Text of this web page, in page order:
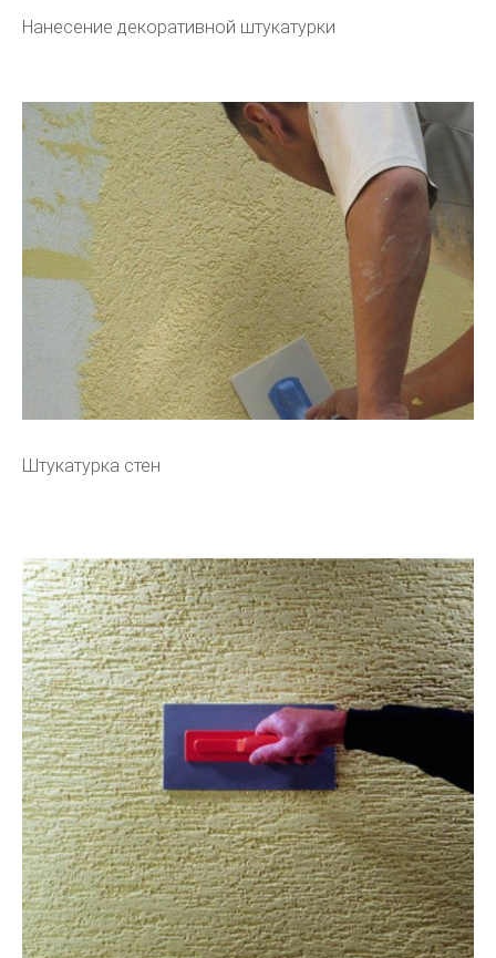
Нанесение декоративной штукатурки
Штукатурка стен